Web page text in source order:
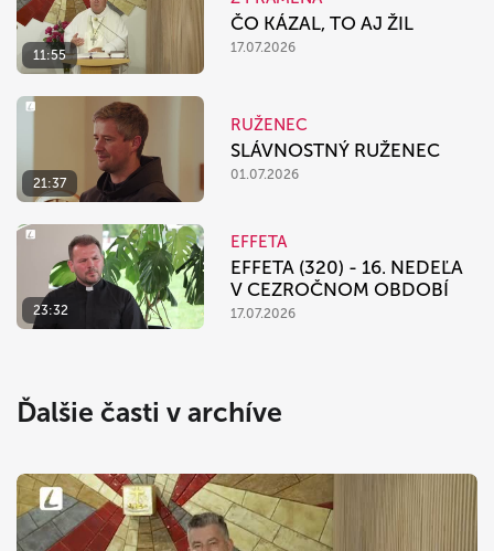
11:55
ČO KÁZAL, TO AJ ŽIL
17.07.2026
21:37
RUŽENEC
SLÁVNOSTNÝ RUŽENEC
01.07.2026
23:32
EFFETA
EFFETA (320) - 16. NEDEĽA
V CEZROČNOM OBDOBÍ
17.07.2026
Ďalšie časti v archíve